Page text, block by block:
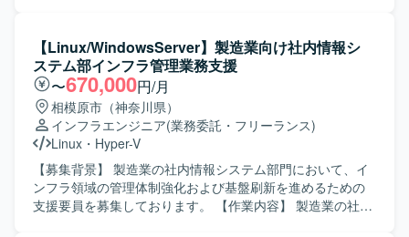
の更新などを実施していただきます。プロパーメンバーと
隣席しながらプロジェクトを推進し、移転当日の対応にも
関与していただきます。設計構築完了後には運用業務へ参
画いただく可能性もございます。 【求める人物像】 プロパ
ーメンバーと協調してプロジェクトを進められるコミュニ
ケーション力をお持ちの方を求めております。ドキュメン
ト作成や構成管理などの細かな作業にも丁寧に取り組み、
主体的に業務改善に取り組んでいただける方が望ましいで
す。 【ポジションの魅力】 ネットワーク設計から構築、運
用まで一連の工程に関わることができ、Cisco機器を中心と
【Linux/WindowsServer】製造業向け社内情報シ
ステム部インフラ管理業務支援
〜670,000円/月
相模原市（神奈川県）
インフラエンジニア(業務委託・フリーランス)
Linux ・ Hyper-V
【募集背景】 製造業の社内情報システム部門において、イ
ンフラ領域の管理体制強化および基盤刷新を進めるための
支援要員を募集しております。 【作業内容】 製造業の社内